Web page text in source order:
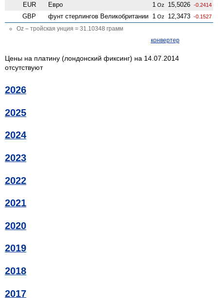
EUR Евро 1 Oz 15,5026 -0.2414
GBP фунт стерлингов Велико­британии 1 Oz 12,3473 -0.1527
Oz – тройская унция = 31.10348 грамм
конвертер
Цены на платину (лондонский фиксинг) на 14.07.2014
отсутствуют
2026
2025
2024
2023
2022
2021
2020
2019
2018
2017